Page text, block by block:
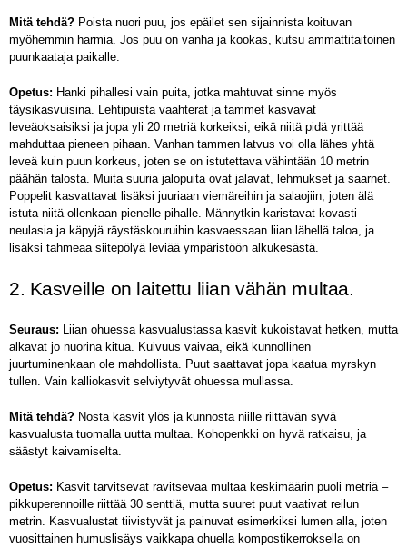
Mitä tehdä? Poista nuori puu, jos epäilet sen sijainnista koituvan
myöhemmin harmia. Jos puu on vanha ja kookas, kutsu ammattitaitoinen
puunkaataja paikalle.
Opetus: Hanki pihallesi vain puita, jotka mahtuvat sinne myös
täysikasvuisina. Lehtipuista vaahterat ja tammet kasvavat
leveäoksaisiksi ja jopa yli 20 metriä korkeiksi, eikä niitä pidä yrittää
mahduttaa pieneen pihaan. Vanhan tammen latvus voi olla lähes yhtä
leveä kuin puun korkeus, joten se on istutettava vähintään 10 metrin
päähän talosta. Muita suuria jalopuita ovat jalavat, lehmukset ja saarnet.
Poppelit kasvattavat lisäksi juuriaan viemäreihin ja salaojiin, joten älä
istuta niitä ollenkaan pienelle pihalle. Männytkin karistavat kovasti
neulasia ja käpyjä räystäskouruihin kasvaessaan liian lähellä taloa, ja
lisäksi tahmeaa siitepölyä leviää ympäristöön alkukesästä.
2. Kasveille on laitettu liian vähän multaa.
Seuraus: Liian ohuessa kasvualustassa kasvit kukoistavat hetken, mutta
alkavat jo nuorina kitua. Kuivuus vaivaa, eikä kunnollinen
juurtuminenkaan ole mahdollista. Puut saattavat jopa kaatua myrskyn
tullen. Vain kalliokasvit selviytyvät ohuessa mullassa.
Mitä tehdä? Nosta kasvit ylös ja kunnosta niille riittävän syvä
kasvualusta tuomalla uutta multaa. Kohopenkki on hyvä ratkaisu, ja
säästyt kaivamiselta.
Opetus: Kasvit tarvitsevat ravitsevaa multaa keskimäärin puoli metriä –
pikkuperennoille riittää 30 senttiä, mutta suuret puut vaativat reilun
metrin. Kasvualustat tiivistyvät ja painuvat esimerkiksi lumen alla, joten
vuosittainen humuslisäys vaikkapa ohuella kompostikerroksella on